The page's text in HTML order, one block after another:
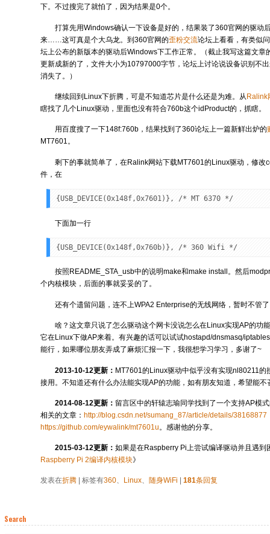
下。不过搜完了就怕了，因为结果是0个。
打算先用Windows确认一下设备是好的，结果装了360官网的驱动
来……这可真是个大乌龙。到360官网的歪粉交流论坛上看看，有类似
坛上公布的新版本的驱动后Windows下工作正常。（截止我写这篇文章
更新成新的了，文件大小为10797000字节，论坛上讨论说设备识别不
消失了。）
继续回到Linux下折腾，可是不知道芯片是什么还是为难。从 Ralink
瞎找了几个Linux驱动，里面也没有符合760b这个idProduct的，抓瞎。
用百度搜了一下148f:760b，结果找到了360论坛上一篇新觧出炉的
MT7601。
剩下的事就简单了，在Ralink网站下载MT7601的Linux驱动，修改
件，在
{USB_DEVICE(0x148f,0x7601)}, /* MT 6370 */
下面加一行
{USB_DEVICE(0x148f,0x760b)}, /* 360 Wifi */
按照README_STA_usb中的说明make和make install。然后
个内核模块，后面的事就妥妥的了。
还有个遗留问题，连不上WPA2 Enterprise的无线网络，暂时不管
啥？这文章只说了怎么驱动这个网卡没说怎么在Linux实现AP的功
它在Linux下做AP来着。有兴趣的话可以试试hostapd/dnsmasq/
能行，如果哪位朋友弄成了麻烦汇报一下，我很想学习学习，多谢了~
2013-10-12更新： MT7601的Linux驱动中似乎没有实现nl80211的
接用。不知道还有什么办法能实现AP的功能，如有朋友知道，希望能不
2014-08-12更新： 留言区中的轩辕志瑜同学找到了一个支持AP模
相关的文章：http://blog.csdn.net/sumang_87/article/details/38168877
https://github.com/eywalink/mt7601u。感谢他的分享。
2015-03-12更新：如果是在Raspberry Pi上尝试编译驱动并且遇到
Raspberry Pi 2编译内核模块》
发表在折腾 |标签有360 Linux 、随身WiFi |181条回复
Search